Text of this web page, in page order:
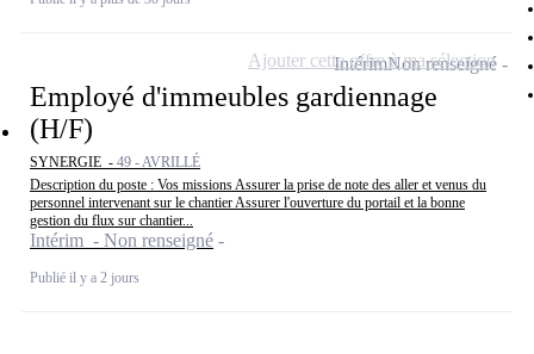
Employé d'immeubles gardiennage
(H/F)
SYNERGIE - 49 - AVRILLÉ
Description du poste : Vos missions Assurer la prise de note des aller et venus du
personnel intervenant sur le chantier Assurer l'ouverture du portail et la bonne
gestion du flux sur chantier...
Intérim - Non renseigné
Publié il y a 2 jours
IntérimNon renseigné
Ajouter cette offre à ma sélection